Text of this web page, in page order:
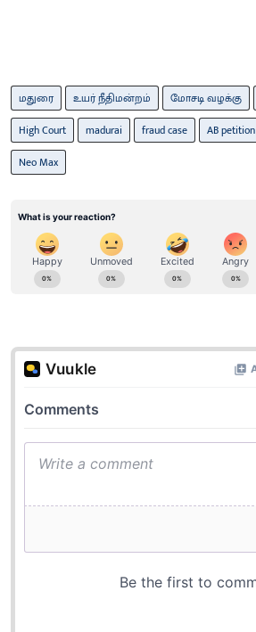
மதுரை உயர் நீதிமன்றம் மோசடி வழக்கு
High Court
madurai fraud case AB petition
Neo Max